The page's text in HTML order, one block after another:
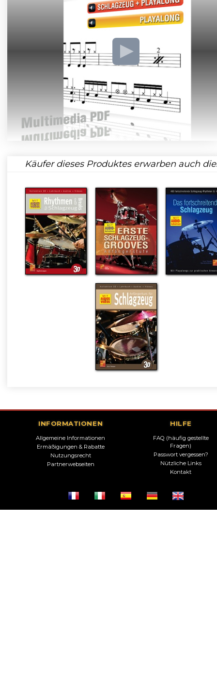
Käufer dieses Produktes erwarben auch
INFORMATIONEN
Allgemeine Informationen
Ermäßigungen & Rabatte
Nutzungsrecht
Partnerwebseiten
HILFE
FAQ (häufig gestellte
Fragen)
Passwort vergessen?
Nützliche Links
Kontakt